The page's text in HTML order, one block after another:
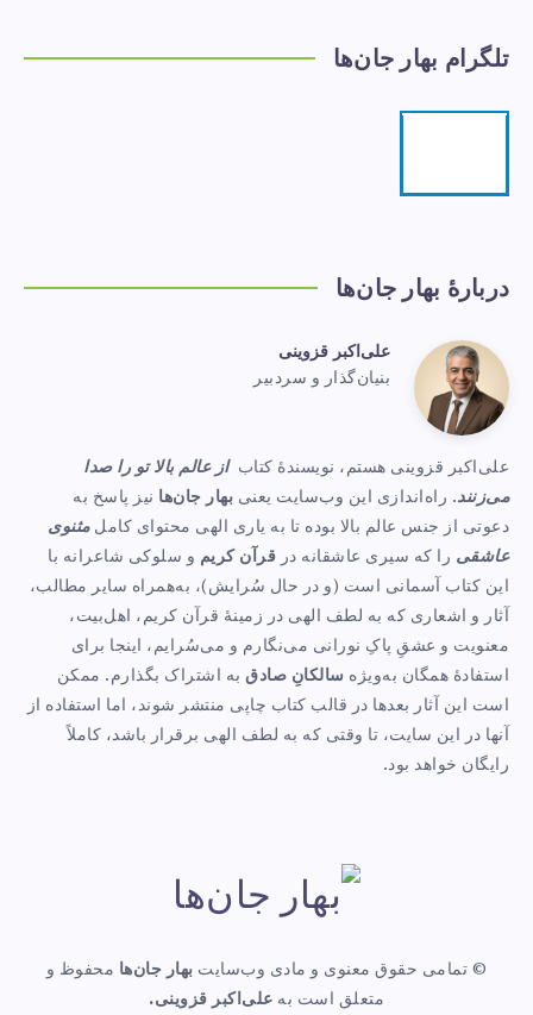
تلگرام بهار جان‌ها
دربارهٔ بهار جان‌ها
علی‌اکبر
قزوینی
علی‌اکبر قزوینی
بنیان‌گذار و سردبیر
علی‌اکبر قزوینی هستم، نویسندهٔ کتاباز عالم بالا تو را صدا
می‌زنند. راه‌اندازی این وب‌سایت یعنی بهار جان‌ها نیز پاسخ به
دعوتی از جنس عالم بالا بوده تا به یاری الهی محتوای کاملمثنوی
عاشقی را که سیری عاشقانه در قرآن کریم و سلوکی شاعرانه با
این کتاب آسمانی است (و در حال سُرایش)، به‌همراه سایر مطالب،
آثار و اشعاری که به لطف الهی در زمینهٔ قرآن کریم، اهل‌بیت،
معنویت و عشقِ پاکِ نورانی می‌نگارم و می‌سُرایم، اینجا برای
استفادهٔ همگان به‌ویژه سالکانِ صادق به اشتراک بگذارم. ممکن
است این آثار بعدها در قالب کتاب چاپی منتشر شوند، اما استفاده از
آنها در این سایت، تا وقتی که به لطف الهی برقرار باشد، کاملاً
رایگان خواهد بود.
© تمامی حقوق معنوی و مادی وب‌سایت بهار جان‌ها محفوظ و
متعلق است به علی‌اکبر قزوینی.